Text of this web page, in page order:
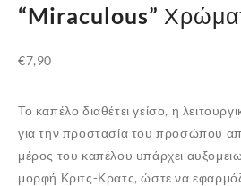
“Miraculous”
€7,90
Το καπέλο διαθέτει γείσο, η
για την προστασία του προσώπου
μέρος του καπέλου υπάρχει
μορφή Κριτς-Κρατς, ώστε να